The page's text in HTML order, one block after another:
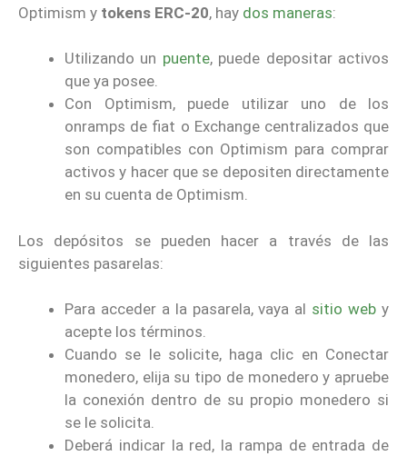
Optimism y tokens ERC-20, hay dos maneras:
Utilizando un puente, puede depositar activos
que ya posee.
Con Optimism, puede utilizar uno de los
onramps de fiat o Exchange centralizados que
son compatibles con Optimism para comprar
activos y hacer que se depositen directamente
en su cuenta de Optimism.
Los depósitos se pueden hacer a través de las
siguientes pasarelas:
Para acceder a la pasarela, vaya al sitio web y
acepte los términos.
Cuando se le solicite, haga clic en Conectar
monedero, elija su tipo de monedero y apruebe
la conexión dentro de su propio monedero si
se le solicita.
Deberá indicar la red, la rampa de entrada de